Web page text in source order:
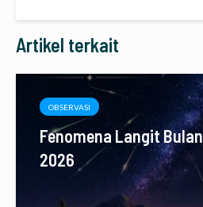
Artikel terkait
OBSERVASI
Fenomena Langit
2026